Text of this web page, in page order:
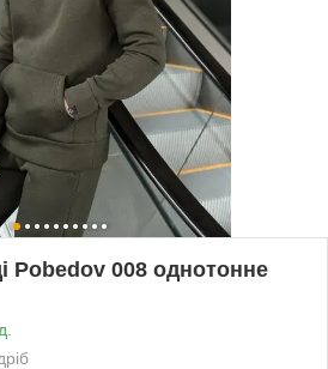
Pobedov 008 однотонне